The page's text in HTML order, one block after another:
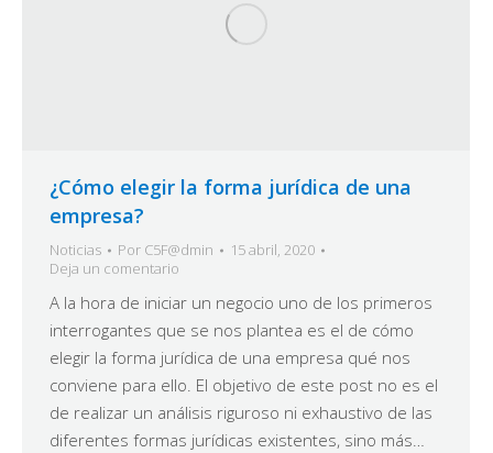
¿Cómo elegir la forma jurídica de una
empresa?
Noticias Por C5F@dmin
15 abril, 2020
Deja un comentario
A la hora de iniciar un negocio uno de los primeros
interrogantes que se nos plantea es el de cómo
elegir la forma jurídica de una empresa qué nos
conviene para ello. El objetivo de este post no es el
de realizar un análisis riguroso ni exhaustivo de las
diferentes formas jurídicas existentes, sino más…